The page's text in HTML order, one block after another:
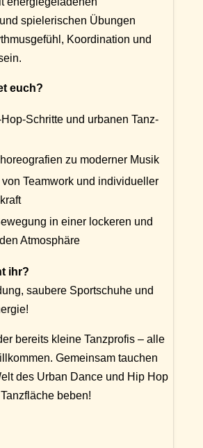
spielerischen Übungen
Koordination und
euch?
Schritte und urbanen Tanz-
zu moderner Musik
von Teamwork und individueller
in einer lockeren und
Atmosphäre
ihr?
saubere Sportschuhe und
bereits kleine Tanzprofis – alle
Gemeinsam tauchen
des Urban Dance und Hip Hop
beben!